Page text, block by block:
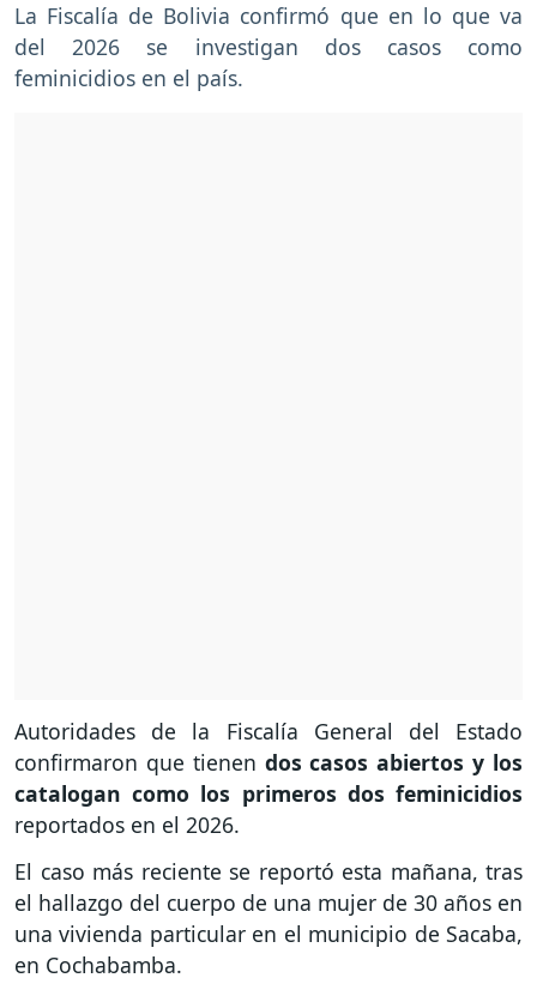
La Fiscalía de Bolivia confirmó que en lo que va
del 2026 se investigan dos casos como
feminicidios en el país.
Autoridades de la Fiscalía General del Estado
confirmaron que tienen dos casos abiertos y los
catalogan como los primeros dos feminicidios
reportados en el 2026.
El caso más reciente se reportó esta mañana, tras
el hallazgo del cuerpo de una mujer de 30 años en
una vivienda particular en el municipio de Sacaba,
en Cochabamba.